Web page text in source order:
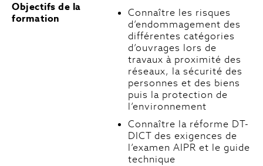
Objectifs de la
formation
Connaître les risques
d’endommagement des
différentes catégories
d’ouvrages lors de
travaux à proximité des
réseaux, la sécurité des
personnes et des biens
puis la protection de
l’environnement
Connaître la réforme DT-
DICT des exigences de
l’examen AIPR et le guide
technique